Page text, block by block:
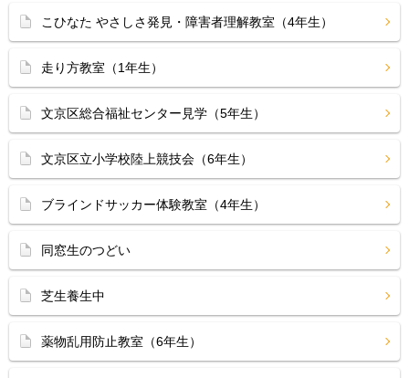
こひなた やさしさ発見・障害者理解教室（4年生）
走り方教室（1年生）
文京区総合福祉センター見学（5年生）
文京区立小学校陸上競技会（6年生）
ブラインドサッカー体験教室（4年生）
同窓生のつどい
芝生養生中
薬物乱用防止教室（6年生）